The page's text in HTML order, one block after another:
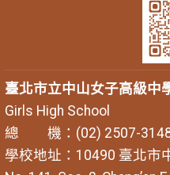
臺北市立中山女子高級中
Girls High School
總 機：(02) 2507-
學校地址：10490 臺北市